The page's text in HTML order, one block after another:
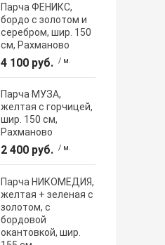
Парча ФЕНИКС,
бордо с золотом и
серебром, шир. 150
см, Рахманово
4 100 руб. / м.
Парча МУЗА,
желтая с горчицей,
шир. 150 см,
Рахманово
2 400 руб. / м.
Парча НИКОМЕДИЯ,
желтая + зеленая с
золотом, с
бордовой
окантовкой, шир.